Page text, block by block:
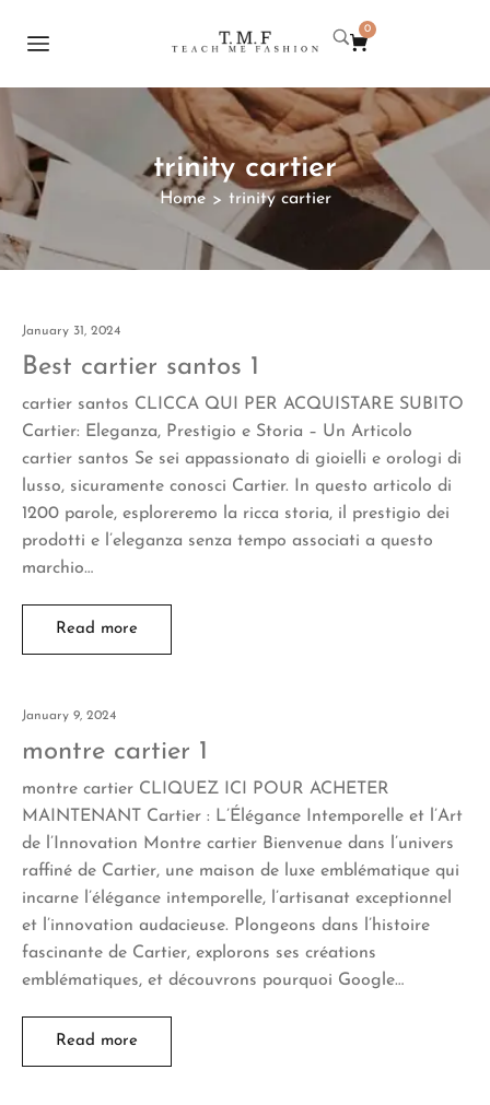
0
trinity cartier
Home > trinity cartier
January 31, 2024
Best cartier santos 1
cartier santos CLICCA QUI PER ACQUISTARE SUBITO
Cartier: Eleganza, Prestigio e Storia – Un Articolo
cartier santos Se sei appassionato di gioielli e orologi di
lusso, sicuramente conosci Cartier. In questo articolo di
1200 parole, esploreremo la ricca storia, il prestigio dei
prodotti e l’eleganza senza tempo associati a questo
marchio…
Read more
January 9, 2024
montre cartier 1
montre cartier CLIQUEZ ICI POUR ACHETER
MAINTENANT Cartier : L’Élégance Intemporelle et l’Art
de l’Innovation Montre cartier Bienvenue dans l’univers
raffiné de Cartier, une maison de luxe emblématique qui
incarne l’élégance intemporelle, l’artisanat exceptionnel
et l’innovation audacieuse. Plongeons dans l’histoire
fascinante de Cartier, explorons ses créations
emblématiques, et découvrons pourquoi Google…
Read more